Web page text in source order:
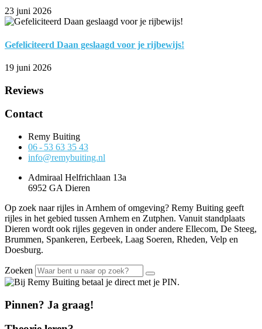
23 juni 2026
Gefeliciteerd Daan geslaagd voor je rijbewijs!
19 juni 2026
Reviews
Contact
Remy Buiting
06 - 53 63 35 43
info@remybuiting.nl
Admiraal Helfrichlaan 13a
6952 GA Dieren
Op zoek naar rijles in Arnhem of omgeving? Remy Buiting geeft
rijles in het gebied tussen Arnhem en Zutphen. Vanuit standplaats
Dieren wordt ook rijles gegeven in onder andere Ellecom, De Steeg,
Brummen, Spankeren, Eerbeek, Laag Soeren, Rheden, Velp en
Doesburg.
Zoeken
Pinnen? Ja graag!